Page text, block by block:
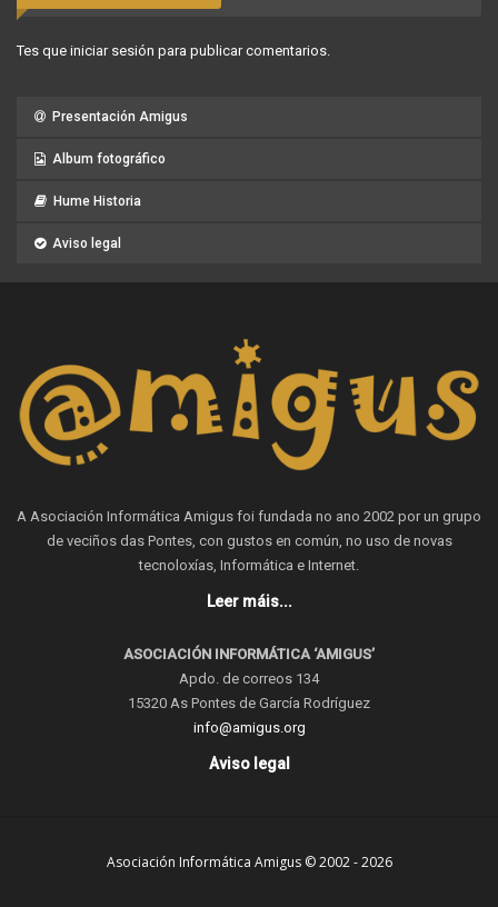
Tes que iniciar sesión para publicar comentarios.
Presentación Amigus
Album fotográfico
Hume Historia
Aviso legal
A Asociación Informática Amigus foi fundada no ano 2002 por un grupo
de veciños das Pontes, con gustos en común, no uso de novas
tecnoloxías, Informática e Internet.
Leer máis...
ASOCIACIÓN INFORMÁTICA ‘AMIGUS’
Apdo. de correos 134
15320 As Pontes de García Rodríguez
info@amigus.org
Aviso legal
Asociación Informática Amigus © 2002 - 2026